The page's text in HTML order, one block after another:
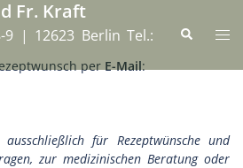
Fr. Kraft
9 | 12623 Berlin Tel.:
Suche
perE-Mail:
ausschließlich für Rezeptwünsche und
zur medizinischen Beratung oder